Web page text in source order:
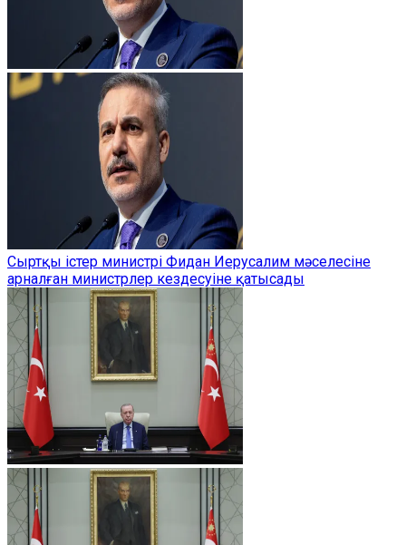
Сыртқы істер министрі Фидан Иерусалим мәселесіне
арналған министрлер кездесуіне қатысады